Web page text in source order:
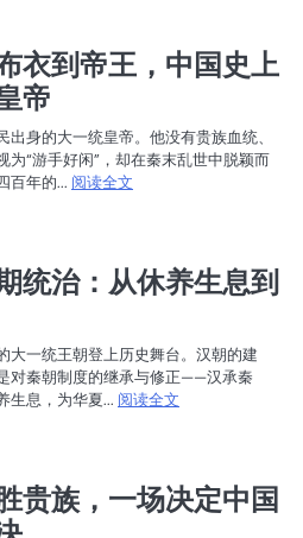
衣到帝王，中国史上
帝
身的大一统皇帝。他没有贵族血统、
为“游手好闲”，却在秦末乱世中脱颖而
百年的... 阅读全文
统治：从休养生息到
大一统王朝登上历史舞台。汉朝的建
对秦朝制度的继承与修正——汉承秦
生息，为华夏... 阅读全文
贵族，一场决定中国